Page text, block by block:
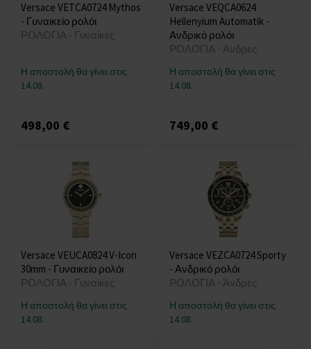
Versace VETCA0724 Mythos
- Γυναικείο ρολόι
ΡΟΛΟΓΙΑ - Γυναίκες
Η αποστολή θα γίνει στις
14.08.
498,00 €
Versace VEQCA0624
Hellenyium Automatik -
Ανδρικό ρολόι
ΡΟΛΟΓΙΑ - Άνδρες
Η αποστολή θα γίνει στις
14.08.
749,00 €
Versace VEUCA0824 V-Icon
30mm - Γυναικείο ρολόι
ΡΟΛΟΓΙΑ - Γυναίκες
Η αποστολή θα γίνει στις
14.08.
Versace VEZCA0724 Sporty
- Ανδρικό ρολόι
ΡΟΛΟΓΙΑ - Άνδρες
Η αποστολή θα γίνει στις
14.08.